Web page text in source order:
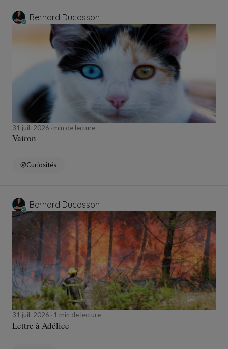
Bernard Ducosson
31 juil. 2026 min de lecture
Vairon
Curiosités
Bernard Ducosson
31 juil. 2026 1 min de lecture
Lettre à Adélice